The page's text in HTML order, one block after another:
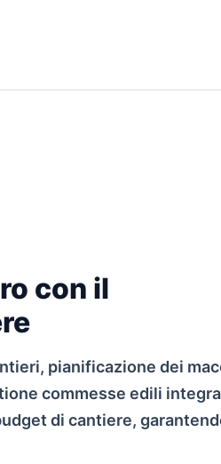
con il
pianificazione dei
commesse edili
di cantiere,